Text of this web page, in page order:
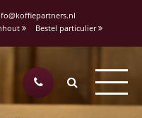
Bestel particulier